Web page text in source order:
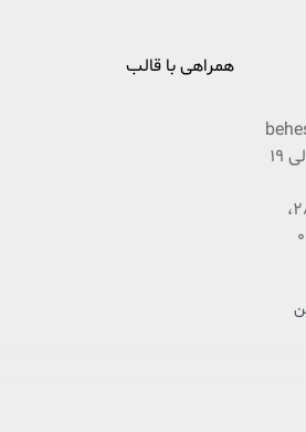
ساعات کاری : شنبه تا چهارشنبه 9 الی 19
آدرس : قم - خیابان صفائیه، کوچه 28،
همراهی با قالب